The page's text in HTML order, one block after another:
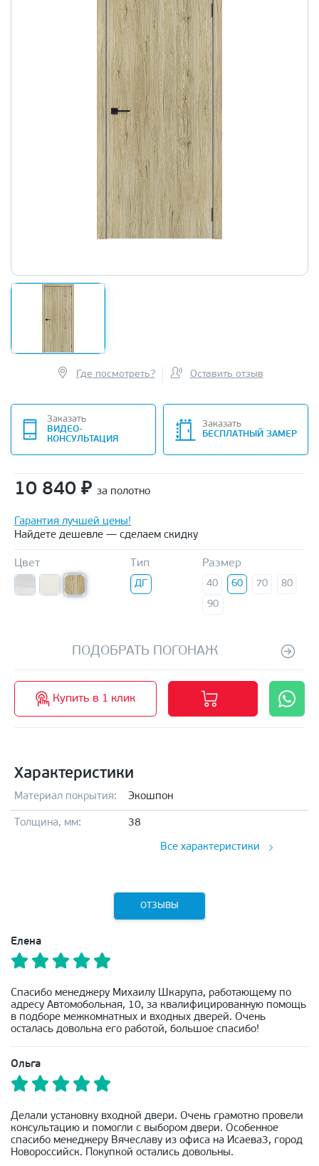
Где посмотреть? Оставить отзыв
Заказать
ВИДЕО-
КОНСУЛЬТАЦИЯ
Заказать
БЕСПЛАТНЫЙ ЗАМЕР
10 840 ₽ за полотно
Гарантия лучшей цены!
Найдете дешевле — сделаем скидку
Цвет Тип
ДГ
Размер
40 60 70
80
90
ПОДОБРАТЬ ПОГОНАЖ
Купить в 1 клик
Характеристики
Материал покрытия: Экошпон
Толщина, мм: 38
Все характеристики
ОТЗЫВЫ
Елена
Спасибо менеджеру Михаилу Шкарупа, работающему по
адресу Автомобольная, 10, за квалифицированную помощь
в подборе межкомнатных и входных дверей. Очень
осталась довольна его работой, большое спасибо!
Ольга
Делали установку входной двери. Очень грамотно провели
консультацию и помогли с выбором двери. Особенное
спасибо менеджеру Вячеславу из офиса на Исаева3, город
Новороссийск. Покупкой остались довольны.